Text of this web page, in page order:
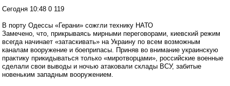
Сегодня 10:48 0 119
В порту Одессы «Герани» сожгли технику НАТО
Замечено, что, прикрываясь мирными переговорами, киевский режим
всегда начинает «затаскивать» на Украину по всем возможным
каналам вооружение и боеприпасы. Приняв во внимание украинскую
практику прикидываться только «миротворцами», российские военные
сделали свои выводы и ночью атаковали склады ВСУ, забитые
новеньким западным вооружением.